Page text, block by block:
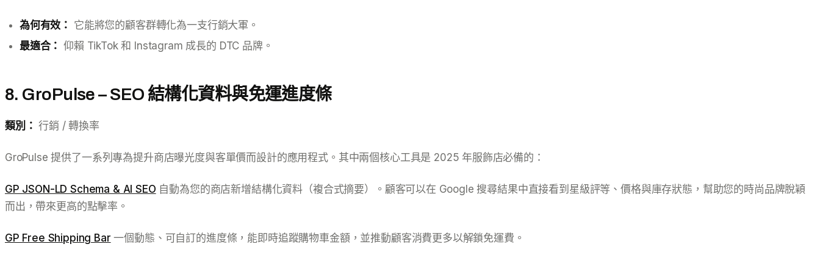
為何有效： 它能將您的顧客群轉化為一支行銷大軍。
最適合： 仰賴 TikTok 和 Instagram 成長的 DTC 品牌。
8. GroPulse – SEO 結構化資料與免運進度條
類別： 行銷 / 轉換率
GroPulse 提供了一系列專為提升商店曝光度與客單價而設計的應用程式。其中兩個核心工具是 2025 年服飾店必備的：
GP JSON-LD Schema & AI SEO 自動為您的商店新增結構化資料（複合式摘要）。顧客可以在 Google 搜尋結果中直接看到星級評等、價格與庫存狀態，幫助您的時尚品牌脫穎
而出，帶來更高的點擊率。
GP Free Shipping Bar 一個動態、可自訂的進度條，能即時追蹤購物車金額，並推動顧客消費更多以解鎖免運費。